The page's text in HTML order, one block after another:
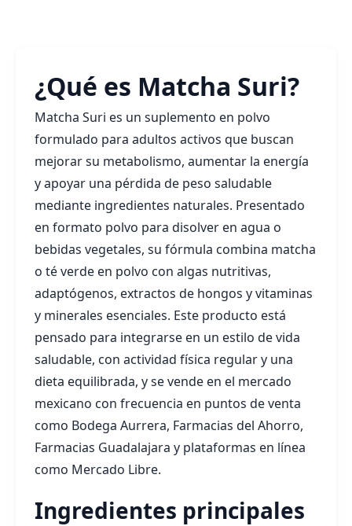
¿Qué es Matcha Suri?
Matcha Suri es un suplemento en polvo
formulado para adultos activos que buscan
mejorar su metabolismo, aumentar la energía
y apoyar una pérdida de peso saludable
mediante ingredientes naturales. Presentado
en formato polvo para disolver en agua o
bebidas vegetales, su fórmula combina matcha
o té verde en polvo con algas nutritivas,
adaptógenos, extractos de hongos y vitaminas
y minerales esenciales. Este producto está
pensado para integrarse en un estilo de vida
saludable, con actividad física regular y una
dieta equilibrada, y se vende en el mercado
mexicano con frecuencia en puntos de venta
como Bodega Aurrera, Farmacias del Ahorro,
Farmacias Guadalajara y plataformas en línea
como Mercado Libre.
Ingredientes principales